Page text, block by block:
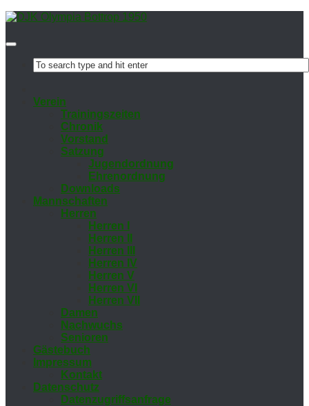
Ver­ein
Trai­nings­zei­ten
Chro­nik
Vor­stand
Sat­zung
Ju­gend­ord­nung
Eh­ren­ord­nung
Down­loads
Mann­schaf­ten
Her­ren
Her­ren I
Her­ren II
Her­ren III
Her­ren IV
Her­ren V
Her­ren VI
Her­ren VII
Da­men
Nach­wuchs
Se­nio­ren
Gäs­te­buch
Im­pres­sum
Kon­takt
Da­ten­schutz
Da­ten­zu­griffs­an­fra­ge